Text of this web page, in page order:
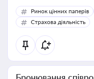
Ринок цінних паперів
Страхова діяльність